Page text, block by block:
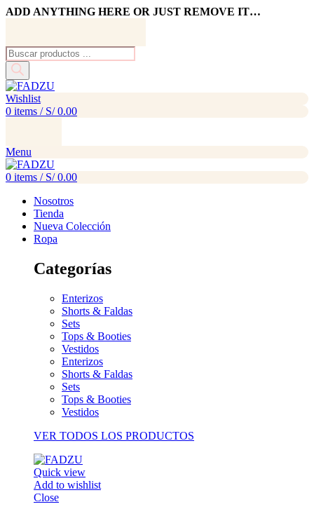
ADD ANYTHING HERE OR JUST REMOVE IT…
Búsqueda
de
productos
Wishlist
0 items / S/0.00
Menu
0 items / S/0.00
Nosotros
Tienda
Nueva Colección
Ropa
Categorías
Enterizos
Shorts & Faldas
Sets
Tops & Booties
Vestidos
Enterizos
Shorts & Faldas
Sets
Tops & Booties
Vestidos
VER TODOS LOS PRODUCTOS
Quick view
Add to wishlist
Close